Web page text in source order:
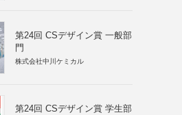
第24回 CSデザイン賞 一般部
門
株式会社中川ケミカル
第24回 CSデザイン賞 学生部